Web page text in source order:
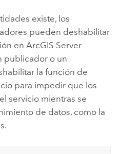
existe, los
pueden deshabilitar
en ArcGIS Server
publicador o un
la función de
para impedir que los
servicio mientras se
de datos, como la